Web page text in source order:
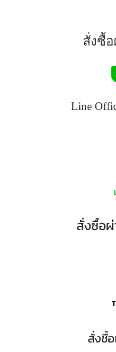
สั่งซื้
Line
สั่งซื้อ
สั่งซื้